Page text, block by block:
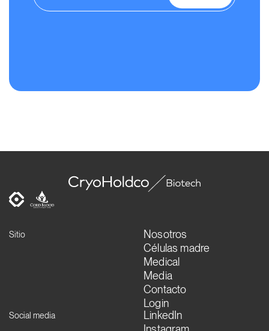
Sitio
Nosotros
Células madre
Medical
Media
Contacto
Login
Social media
LinkedIn